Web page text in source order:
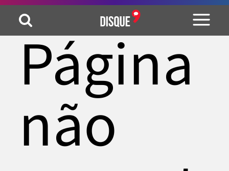
Página
não